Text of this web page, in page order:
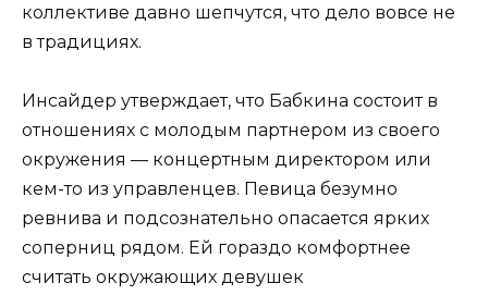
коллективе давно шепчутся, что дело вовсе не
в традициях.
Инсайдер утверждает, что Бабкина состоит в
отношениях с молодым партнером из своего
окружения — концертным директором или
кем-то из управленцев. Певица безумно
ревнива и подсознательно опасается ярких
соперниц рядом. Ей гораздо комфортнее
считать окружающих девушек